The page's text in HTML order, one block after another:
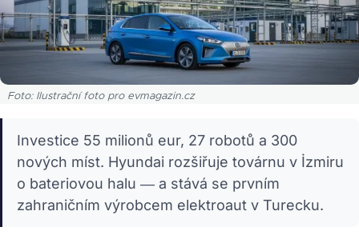
Foto: Ilustrační foto pro evmagazin.cz
Investice 55 milionů eur, 27 robotů a 300
nových míst. Hyundai rozšiřuje továrnu v İzmiru
o bateriovou halu — a stává se prvním
zahraničním výrobcem elektroaut v Turecku.